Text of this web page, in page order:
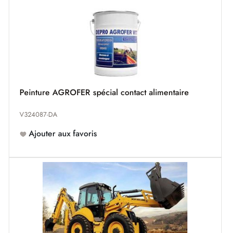
Peinture AGROFER spécial contact alimentaire
V324087-DA
Ajouter aux favoris